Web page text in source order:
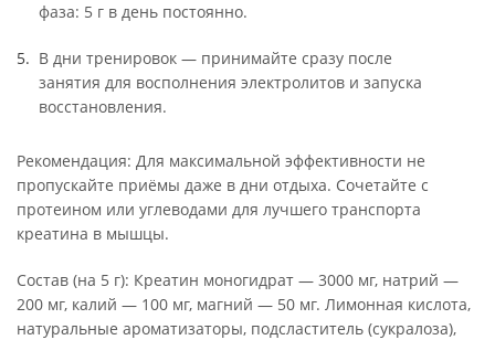
фаза: 5 г в день постоянно.
В дни тренировок — принимайте сразу после
занятия для восполнения электролитов и запуска
восстановления.
Рекомендация: Для максимальной эффективности не
пропускайте приёмы даже в дни отдыха. Сочетайте с
протеином или углеводами для лучшего транспорта
креатина в мышцы.
Состав (на 5 г): Креатин моногидрат — 3000 мг, натрий —
200 мг, калий — 100 мг, магний — 50 мг. Лимонная кислота,
натуральные ароматизаторы, подсластитель (сукралоза),